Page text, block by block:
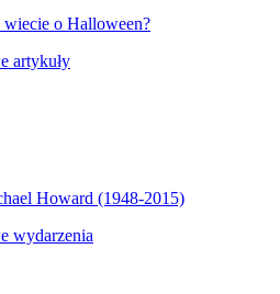
wiecie o Halloween?
artykuły
Howard (1948-2015)
wydarzenia